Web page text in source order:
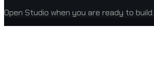
Open Studio when you are ready to build.